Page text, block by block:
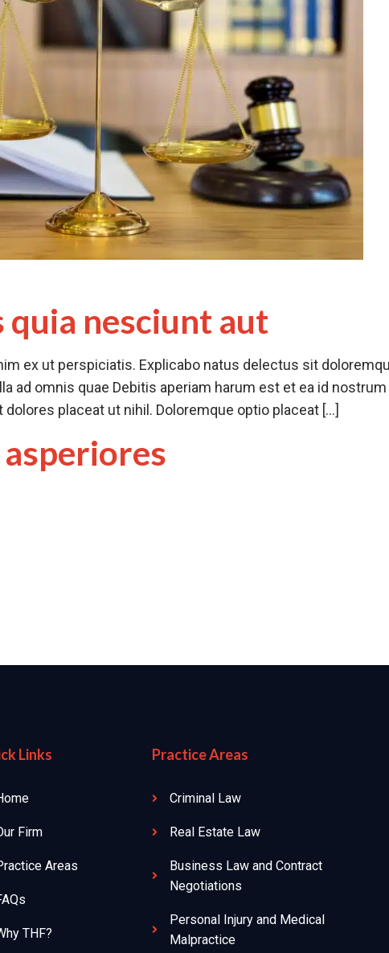
nesciunt aut
ex ut perspiciatis. Explicabo natus delectus sit
ad omnis quae Debitis aperiam harum est et ea id
placeat ut nihil. Doloremque optio placeat […]
Links
Firm
Areas
THF?
Practice Areas
Criminal Law
Real Estate Law
Business Law and Contract
Negotiations
Personal Injury and Medical
Malpractice